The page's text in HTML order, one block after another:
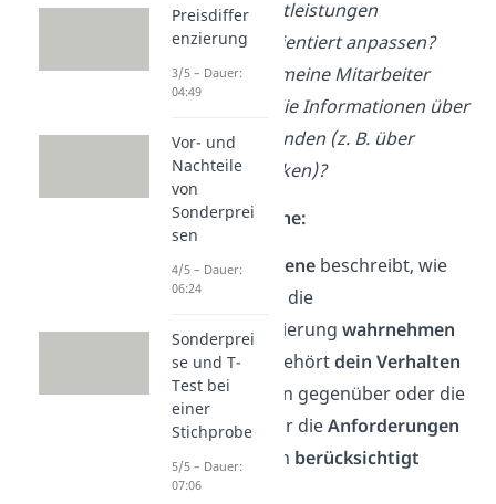
und Dienstleistungen
kundenorientiert anpassen?
Kommen meine Mitarbeiter
leicht an die Informationen über
unsere Kunden (z. B. über
Datenbanken)?
🛒Kundenebene:
DieKundenebenebeschreibt, wie
deine
die
Kundenorientierung wahrnehmen
sollen. Dazu gehörtdein Verhalten
deinen Kunden gegenüber oder die
Frage, wie sehr dieAnforderungen
deiner Kunden berücksichtigt
werden.
Preisdiffer
enzierung
3/5 – Dauer:
04:49
Vor- und
Nachteile
von
Sonderprei
sen
4/5 – Dauer:
06:24
Sonderprei
se und T-
Test bei
einer
Stichprobe
5/5 – Dauer:
07:06